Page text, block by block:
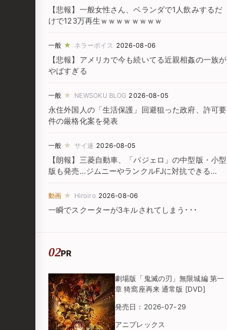
【悲報】一般女性さん、ベランダで1人飲みするだ
けで123万再生ｗｗｗｗｗｗｗｗ
一般 ★ ネラーボイス 2026-08-06
【悲報】アメリカで今も続いてる近親相姦の一族が
やばすぎる
一般 ★ NEWSOKU BLOG 2026-08-05
永住外国人の「生活保護」回避狙った政府、許可要
件の厳格化案を発表
一般 ★ サイ速 2026-08-05
【朗報】三菱自動車、「パジェロ」の中型版・小型
版も発売…ジムニーやランクルFJに対抗できる
動画 ★ Hiroiro 2026-08-06
一瞬でスクーターが3キルされてしまう･･･
PR
劇場版「鬼滅の刃」無限城編 第一
章 猗窩座再来 通常版 [DVD]
発売日：2026-07-29
アニプレックス